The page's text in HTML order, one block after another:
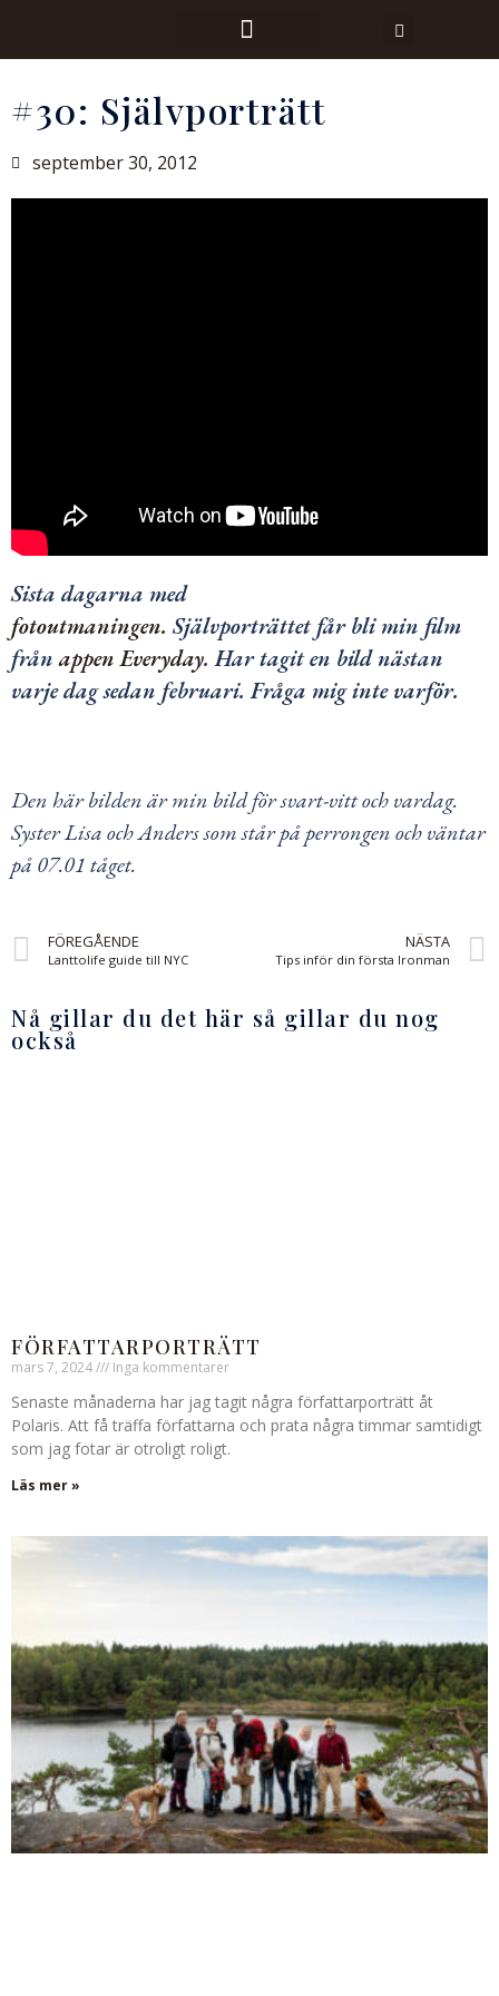
#30: Självporträtt
september 30, 2012
Sista dagarna med
fotoutmaningen. Självporträttet får bli min film
frånappen Everyday. Har tagit en bild nästan
varje dag sedan februari. Fråga mig inte varför.
Den här bilden är min bild för svart-vitt och vardag.
Syster Lisa och Anders som står på perrongen och väntar
på 07.01 tåget.
FÖREGÅENDE
Lanttolife guide till NYC
NÄSTA
Tips inför din första Ironman
Nå gillar du det här så gillar du nog
också
FÖRFATTARPORTRÄTT
mars 7, 2024 Inga kommentarer
Senaste månaderna har jag tagit några författarporträtt åt
Polaris. Att få träffa författarna och prata några timmar samtidigt
som jag fotar är otroligt roligt.
Läs mer »